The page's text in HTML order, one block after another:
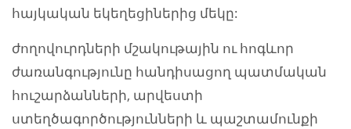
հայկական եկեղեցիներից մեկը:
ժողովուրդների մշակութային ու հոգևոր
ժառանգությունը հանդիսացող պատմական
հուշարձանների, արվեստի
ստեղծագործությունների և պաշտամունքի